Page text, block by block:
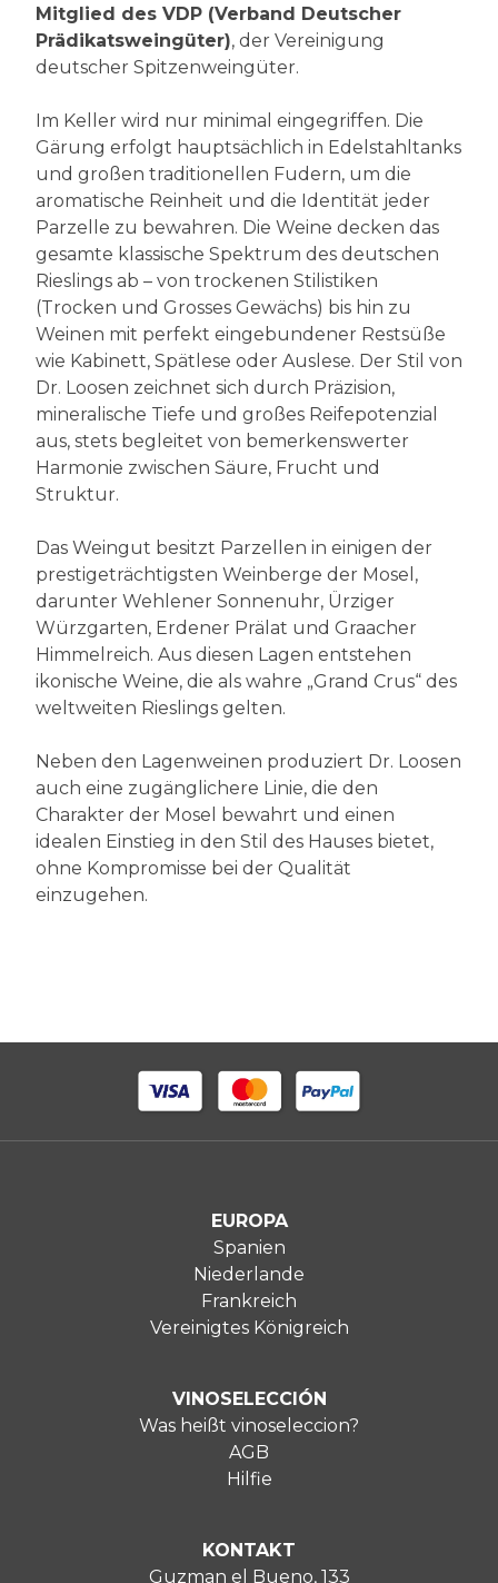
Mitglied des VDP (Verband Deutscher
Prädikatsweingüter), der Vereinigung
deutscher Spitzenweingüter.
Im Keller wird nur minimal eingegriffen. Die
Gärung erfolgt hauptsächlich in Edelstahltanks
und großen traditionellen Fudern, um die
aromatische Reinheit und die Identität jeder
Parzelle zu bewahren. Die Weine decken das
gesamte klassische Spektrum des deutschen
Rieslings ab – von trockenen Stilistiken
(Trocken und Grosses Gewächs) bis hin zu
Weinen mit perfekt eingebundener Restsüße
wie Kabinett, Spätlese oder Auslese. Der Stil von
Dr. Loosen zeichnet sich durch Präzision,
mineralische Tiefe und großes Reifepotenzial
aus, stets begleitet von bemerkenswerter
Harmonie zwischen Säure, Frucht und
Struktur.
Das Weingut besitzt Parzellen in einigen der
prestigeträchtigsten Weinberge der Mosel,
darunter Wehlener Sonnenuhr, Ürziger
Würzgarten, Erdener Prälat und Graacher
Himmelreich. Aus diesen Lagen entstehen
ikonische Weine, die als wahre „Grand Crus“ des
weltweiten Rieslings gelten.
Neben den Lagenweinen produziert Dr. Loosen
auch eine zugänglichere Linie, die den
Charakter der Mosel bewahrt und einen
idealen Einstieg in den Stil des Hauses bietet,
ohne Kompromisse bei der Qualität
einzugehen.
EUROPA
Spanien
Niederlande
Frankreich
Vereinigtes Königreich
VINOSELECCIÓN
Was heißt vinoseleccion?
AGB
Hilfie
KONTAKT
Guzman el Bueno, 133